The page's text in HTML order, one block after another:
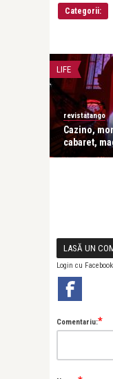
Categorii:
LIFE
revistatango
Cazino,
cabaret,
LASĂ UN
Login cu Facebook
Comentariu:*